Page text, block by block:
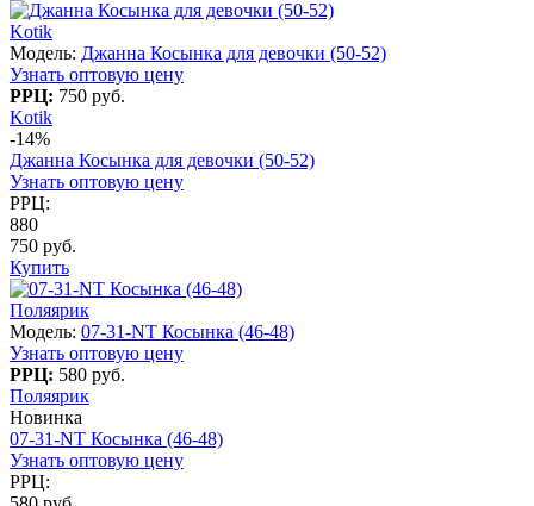
Kotik
Модель: Джанна Косынка для девочки (50-52)
Узнать оптовую цену
РРЦ: 750 руб.
Kotik
-14%
Джанна Косынка для девочки (50-52)
Узнать оптовую цену
РРЦ:
880
750 руб.
Купить
Поляярик
Модель: 07-31-NT Косынка (46-48)
Узнать оптовую цену
РРЦ: 580 руб.
Поляярик
Новинка
07-31-NT Косынка (46-48)
Узнать оптовую цену
РРЦ: